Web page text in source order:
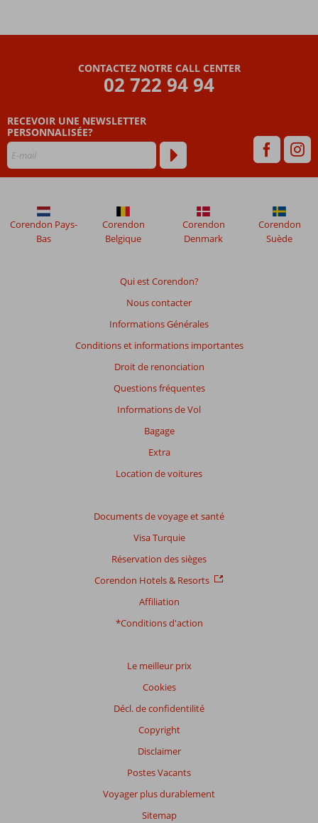
boulevard
un bain turc
Fuengirola
facilement
accessible
CONTACTEZ NOTRE CALL CENTER
02 722 94 94
RECEVOIR UNE NEWSLETTER
PERSONNALISÉE?
Qui est Corendon?
Nous contacter
Informations Générales
Conditions et informations importantes
Droit de renonciation
Questions fréquentes
Informations de Vol
Bagage
Extra
Location de voitures
Documents de voyage et santé
Visa Turquie
Réservation des sièges
Corendon Hotels & Resorts
Affiliation
*Conditions d'action
Le meilleur prix
Cookies
Décl. de confidentilité
Copyright
Disclaimer
Postes Vacants
Voyager plus durablement
Sitemap
Corendon Pays-
Bas
Corendon
Belgique
Corendon
Denmark
Corendon
Suède